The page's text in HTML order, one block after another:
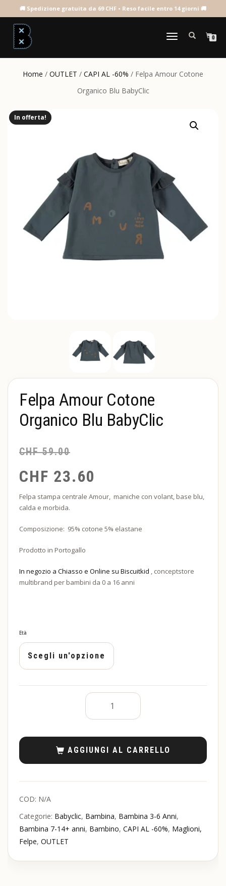
NAVIGAZIONE
0
Home / OUTLET / CAPI AL -60% / Felpa Amour Cotone
Organico Blu BabyClic
In offerta!
Felpa Amour Cotone
Organico Blu BabyClic
CHF59.00
CHF 23.60
Felpa stampa centrale Amour, maniche con volant, base blu,
calda e morbida.
Composizione: 95% cotone 5% elastane
Prodotto in Portogallo
In negozio a Chiasso e Online su Biscuitkid , conceptstore
multibrand per bambini da 0 a 16 anni
Età
AGGIUNGI AL CARRELLO
COD: N/A
Categorie: Babyclic, Bambina, Bambina 3-6 Anni,
Bambina 7-14+ anni, Bambino, CAPI AL -60%, Maglioni,
Felpe, OUTLET